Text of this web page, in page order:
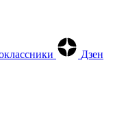
Дзен